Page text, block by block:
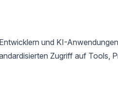
und KI-
Zugriff auf Tools,